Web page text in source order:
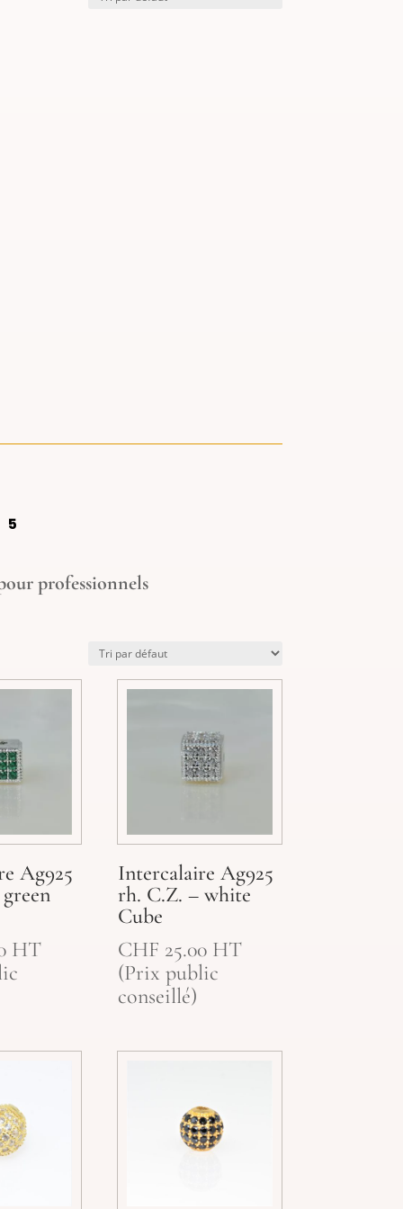
professionnels
Ag925
HT
Intercalaire Ag925
rh. C.Z. – white
Cube
CHF 25.00 HT
(Prix public
conseillé)